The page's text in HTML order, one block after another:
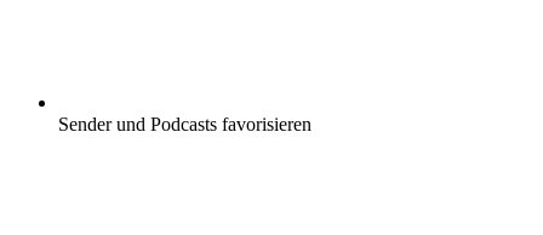
Sender und Podcasts favorisieren